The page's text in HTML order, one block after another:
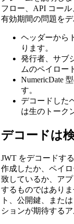
フロー、API コー
有効期間の問題を
ヘッダーから
ります。
発行者、サブ
ムのペイロー
NumericDate
す。
デコードした
は生のトーク
デコードは
JWT をデコードす
作成したか、ペイ
致しているか、ア
するものではあり
ト、公開鍵、また
ションが期待する